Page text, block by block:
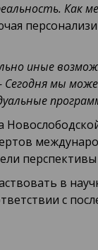
Как
иные
Сегодня мы
в
с